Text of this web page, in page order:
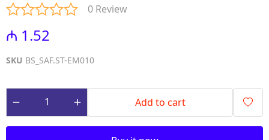
0 Review
₼ 1.52
SKU BS_SAF.ST-EM010
Add to cart